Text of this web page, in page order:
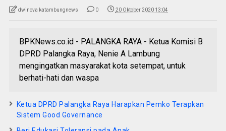
dwinova katambungnews 0 20 Oktober 2020 13:04
BPKNews.co.id - PALANGKA RAYA - Ketua Komisi B
DPRD Palangka Raya, Nenie A Lambung
mengingatkan masyarakat kota setempat, untuk
berhati-hati dan waspa
Ketua DPRD Palangka Raya Harapkan Pemko Terapkan
Sistem Good Governance